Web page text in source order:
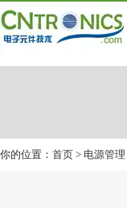
你的位置： 首页 > 电源管理